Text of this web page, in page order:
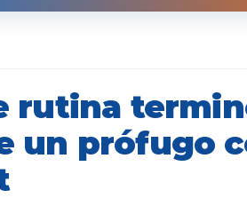
rutina
un prófugo